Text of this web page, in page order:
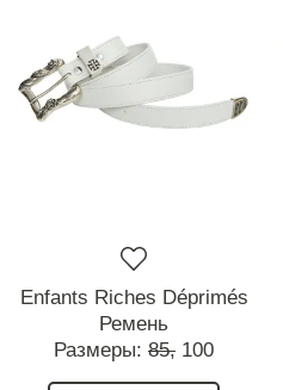
Enfants Riches Déprimés
Ремень
Размеры: 85, 100